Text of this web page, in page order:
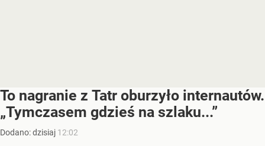
To nagranie z Tatr oburzyło internautów.
„Tymczasem gdzieś na szlaku...”
Dodano:dzisiaj 12:02